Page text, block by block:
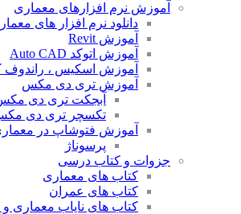
آموزش نرم افزارهای معماری
دانلود نرم افزار های
آموزش Revit
آموزش اتوکد Auto CAD
آموزش اسکیس ، راندوف
آموزش تری دی مکس
آبجکت تری دی
تکسچر تری دی
آموزش فتوشاپ در
پرسوناژ
جزوات و کتاب درسی
کتاب های معماری
کتاب های عمران
کتاب های نایاب معماری